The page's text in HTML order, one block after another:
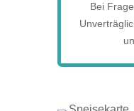
Bei